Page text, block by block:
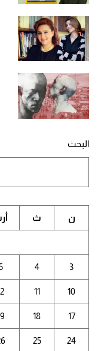
البحث
ن ث
3
4
10
11
17
18
24
25